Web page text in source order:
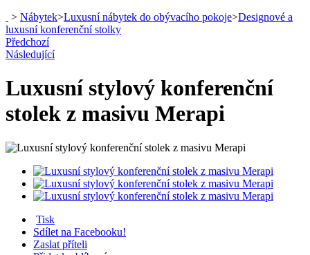
> Nábytek>Luxusní nábytek do obývacího pokoje>Designové a
luxusní konferenční stolky
Předchozí
Následující
Luxusní stylový konferenční
stolek z masivu Merapi
Tisk
Sdílet na Facebooku!
Zaslat příteli